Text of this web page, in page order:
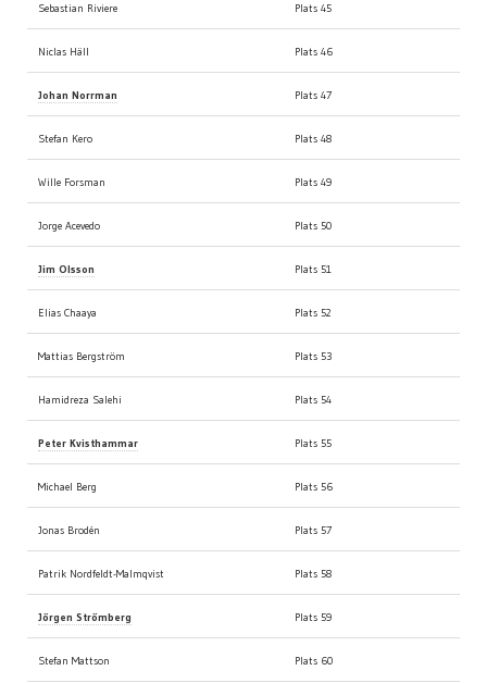
Sebastian Riviere Plats 45
Niclas Häll Plats 46
Johan Norrman Plats 47
Stefan Kero Plats 48
Wille Forsman Plats 49
Jorge Acevedo Plats 50
Jim Olsson Plats 51
Elias Chaaya Plats 52
Mattias Bergström Plats 53
Hamidreza Salehi Plats 54
Peter Kvisthammar Plats 55
Michael Berg Plats 56
Jonas Brodén Plats 57
Patrik Nordfeldt-Malmqvist Plats 58
Jörgen Strömberg Plats 59
Stefan Mattson Plats 60